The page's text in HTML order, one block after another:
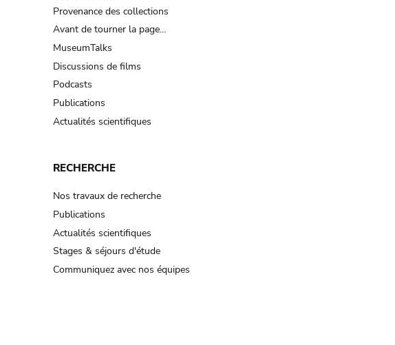
Provenance des collections
Avant de tourner la page…
MuseumTalks
Discussions de films
Podcasts
Publications
Actualités scientifiques
RECHERCHE
Nos travaux de recherche
Publications
Actualités scientifiques
Stages & séjours d'étude
Communiquez avec nos équipes